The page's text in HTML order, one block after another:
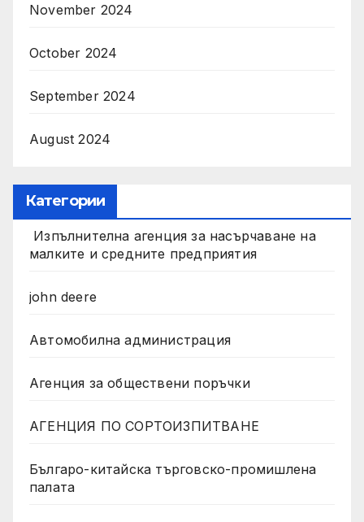
November 2024
October 2024
September 2024
August 2024
Категории
Изпълнителна агенция за насърчаване на
малките и средните предприятия
john deere
Автомобилна администрация
Агенция за обществени поръчки
АГЕНЦИЯ ПО СОРТОИЗПИТВАНЕ
Българо-китайска търговско-промишлена
палата